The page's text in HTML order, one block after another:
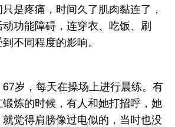
是疼痛，时间久了肌肉黏连了，
功能障碍，连穿衣、吃饭、刷
不同程度的影响。
岁，每天在操场上进行晨练。有
炼的时候，有人和她打招呼，她
觉得肩膀像过电似的，当时也没